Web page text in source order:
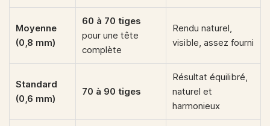
Moyenne
(0,8 mm)
60 à 70 tiges
pour une tête
complète
Rendu naturel,
visible, assez fourni
Standard
(0,6 mm)
70 à 90 tiges
Résultat équilibré,
naturel et
harmonieux